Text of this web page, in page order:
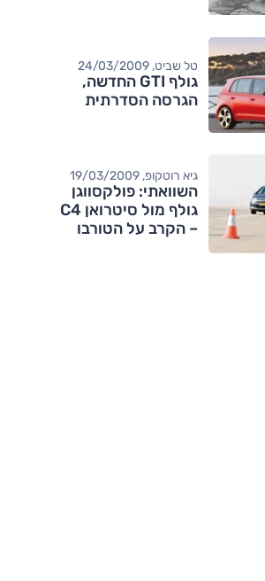
טל שביט, 24/03/2009
גולף GTI החדשה,
הגרסה הסדרתית
גיא רוטקופ, 19/03/2009
השוואתי: פולקסווגן
גולף מול סיטרואן C4
– הקרב על הטורבו